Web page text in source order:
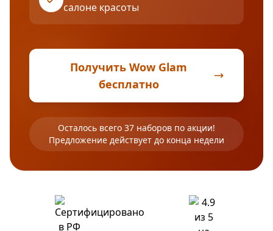
салоне красоты
Получить Wow Glam
бесплатно
Осталось всего 37 наборов по акции!
Предложение действует до конца недели